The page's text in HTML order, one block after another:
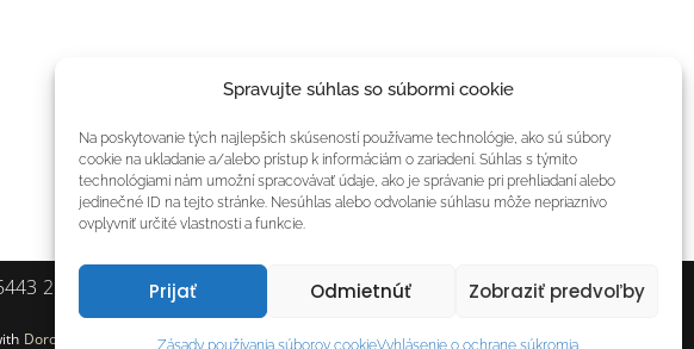
Spravujte súhlas so súbormi cookie
Na poskytovanie tých najlepších skúseností používame technológie, ako sú súbory
cookie na ukladanie a/alebo prístup k informáciám o zariadení. Súhlas s týmito
technológiami nám umožní spracovávať údaje, ako je správanie pri prehliadaní alebo
jedinečné ID na tejto stránke. Nesúhlas alebo odvolanie súhlasu môže nepriaznivo
ovplyvniť určité vlastnosti a funkcie.
Prijať Odmietnúť Zobraziť predvoľby
Zásady používania súborov cookieVyhlásenie o ochrane súkromia
2165 E-mail:lydiaeckhardt@gmail.com
Dorota_Design